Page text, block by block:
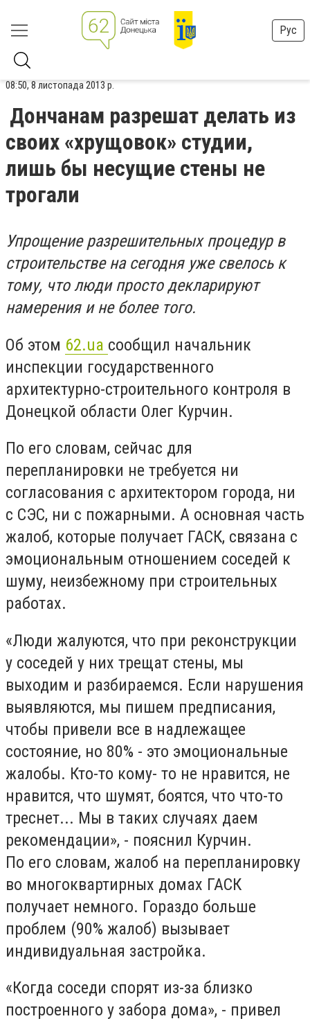
Рус
08:50, 8 листопада 2013 р.
Дончанам разрешат делать из
своих «хрущовок» студии,
лишь бы несущие стены не
трогали
Упрощение разрешительных процедур в
строительстве на сегодня уже свелось к
тому, что люди просто декларируют
намерения и не более того.
Об этом 62.ua сообщил начальник
инспекции государственного
архитектурно-строительного контроля в
Донецкой области Олег Курчин.
По его словам, сейчас для
перепланировки не требуется ни
согласования с архитектором города, ни
с СЭС, ни с пожарными. А основная часть
жалоб, которые получает ГАСК, связана с
эмоциональным отношением соседей к
шуму, неизбежному при строительных
работах.
«Люди жалуются, что при реконструкции
у соседей у них трещат стены, мы
выходим и разбираемся. Если нарушения
выявляются, мы пишем предписания,
чтобы привели все в надлежащее
состояние, но 80% - это эмоциональные
жалобы. Кто-то кому- то не нравится, не
нравится, что шумят, боятся, что что-то
треснет... Мы в таких случаях даем
рекомендации», - пояснил Курчин.
По его словам, жалоб на перепланировку
во многоквартирных домах ГАСК
получает немного. Гораздо больше
проблем (90% жалоб) вызывает
индивидуальная застройка.
«Когда соседи спорят из-за близко
построенного у забора дома», - привел